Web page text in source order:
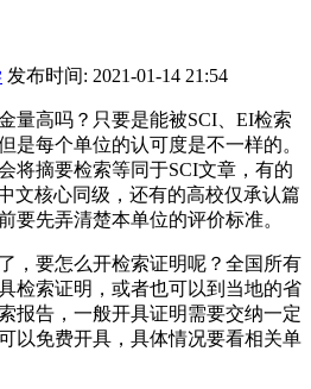
发布时间: 2021-01-14 21:54
量高吗？只要是能被SCI、EI检索
是每个单位的认可度是不一样的。
将摘要检索等同于SCI文章，有的
文核心同级，还有的高校仅承认篇
要先弄清楚本单位的评价标准。
，要怎么开检索证明呢？全国所有
检索证明，或者也可以到当地的省
报告，一般开具证明需要交纳一定
以免费开具，具体情况要看相关单